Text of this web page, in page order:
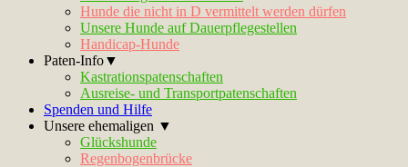
Hunde die nicht in D vermittelt werden dürfen
Unsere Hunde auf Dauerpflegestellen
Handicap-Hunde
Paten-Info▼
Kastrationspatenschaften
Ausreise- und Transportpatenschaften
Spenden und Hilfe
Unsere ehemaligen ▼
Glückshunde
Regenbogenbrücke